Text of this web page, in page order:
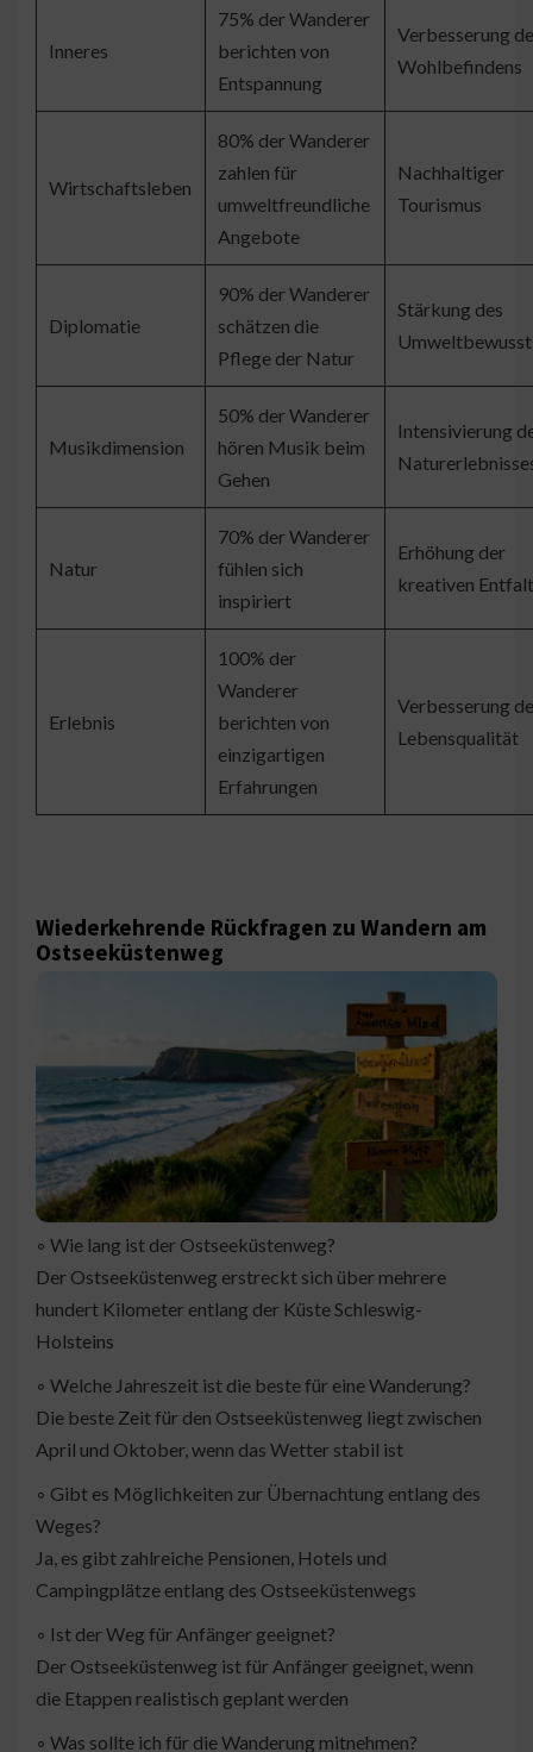
Inneres
75% der Wanderer
berichten von
Entspannung
Verbesserung
Wohlbefindens
Wirtschaftsleben
80% der Wanderer
zahlen für
umweltfreundliche
Angebote
Nachhaltiger
Tourismus
Diplomatie
90% der Wanderer
schätzen die
Pflege der Natur
Stärkung des
Musikdimension
50% der Wanderer
hören Musik beim
Gehen
Intensivierung
Natur
70% der Wanderer
fühlen sich
inspiriert
Erhöhung der
kreativen
Erlebnis
100% der
Wanderer
berichten von
einzigartigen
Erfahrungen
Verbesserung
Lebensqualität
Wiederkehrende Rückfragen zu Wandern am
Ostseeküstenweg
◦ Wie lang ist der Ostseeküstenweg?
Der Ostseeküstenweg erstreckt sich über mehrere
hundert Kilometer entlang der Küste Schleswig-
Holsteins
◦ Welche Jahreszeit ist die beste für eine Wanderung?
Die beste Zeit für den Ostseeküstenweg liegt zwischen
April und Oktober, wenn das Wetter stabil ist
◦ Gibt es Möglichkeiten zur Übernachtung entlang des
Weges?
Ja, es gibt zahlreiche Pensionen, Hotels und
Campingplätze entlang des Ostseeküstenwegs
◦ Ist der Weg für Anfänger geeignet?
Der Ostseeküstenweg ist für Anfänger geeignet, wenn
die Etappen realistisch geplant werden
◦ Was sollte ich für die Wanderung mitnehmen?